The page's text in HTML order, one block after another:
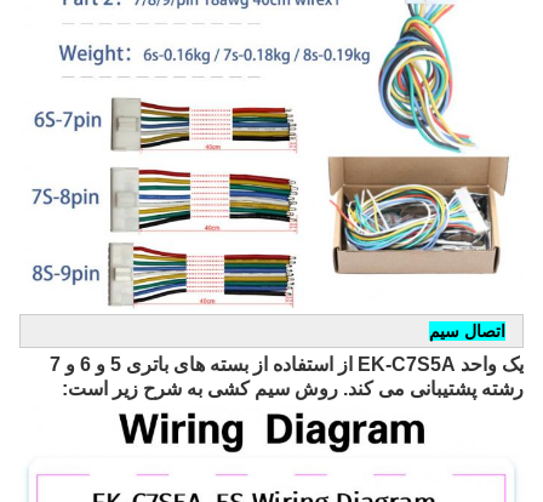
اتصال سیم
رشته پشتیبانی می کند. روش سیم کشی به شرح زیر است: